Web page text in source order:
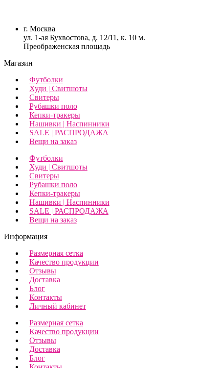
г. Москва
ул. 1-ая Бухвостова, д. 12/11, к. 10 м.
Преображенская площадь
Магазин
Футболки
Худи | Свитшоты
Свитеры
Рубашки поло
Кепки-тракеры
Нашивки | Наспинники
SALE | РАСПРОДАЖА
Вещи на заказ
Футболки
Худи | Свитшоты
Свитеры
Рубашки поло
Кепки-тракеры
Нашивки | Наспинники
SALE | РАСПРОДАЖА
Вещи на заказ
Информация
Размерная сетка
Качество продукции
Отзывы
Доставка
Блог
Контакты
Личный кабинет
Размерная сетка
Качество продукции
Отзывы
Доставка
Блог